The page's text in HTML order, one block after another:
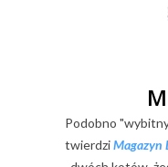
Podobno
twierdziMagazyn